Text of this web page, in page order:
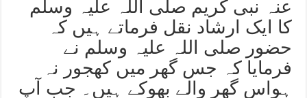
عنہ نبی کریم صلی اللہ علیہ وسلم
کا ایک ارشاد نقل فرماتے ہیں کہ
حضور صلی اللہ علیہ وسلم نے
فرمایا کہ جس گھر میں کھجور نہ
ہواس گھر والے بھوکے ہیں۔ جب آپ